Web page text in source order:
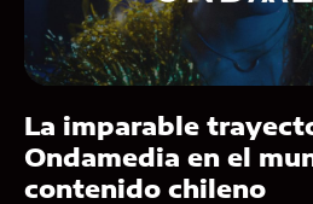
La imparable
Ondamedia en el
contenido chileno